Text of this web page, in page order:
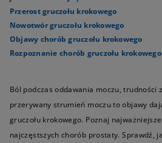
Przerost gruczołu krokowego
Nowotwór gruczołu krokowego
Objawy chorób gruczołu krokowego
Rozpoznanie chorób gruczołu krokowego
Ból podczas oddawania moczu, trudności
przerywany strumień moczu to objawy
gruczołu krokowego. Poznaj
najczęstszych chorób prostaty. Sprawdź,